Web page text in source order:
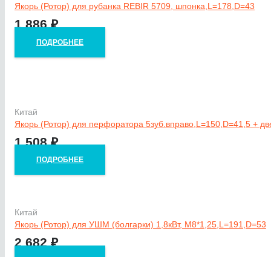
Якорь (Ротор) для рубанка REBIR 5709, шпонка,L=178,D=43
1 886₽
ПОДРОБНЕЕ
Китай
Якорь (Ротор) для перфоратора 5зуб.вправо,L=150,D=41,5 +
1 508₽
ПОДРОБНЕЕ
Китай
Якорь (Ротор) для УШМ (болгарки) 1,8кВт, M8*1,25,L=191,D=53
2 682₽